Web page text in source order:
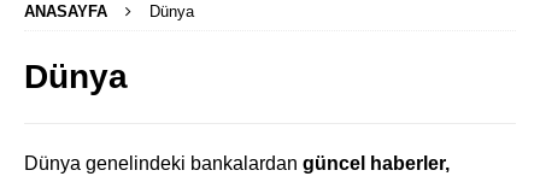
ANASAYFA Dünya
Dünya
Dünya genelindeki bankalardan güncel haberler,